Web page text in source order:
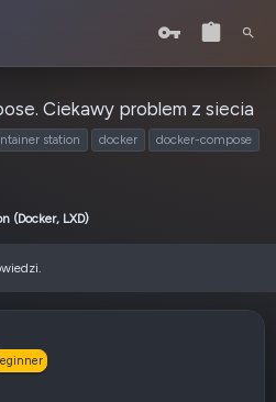
Ciekawy problem z siecia
station docker
docker-compose
(Docker, LXD)